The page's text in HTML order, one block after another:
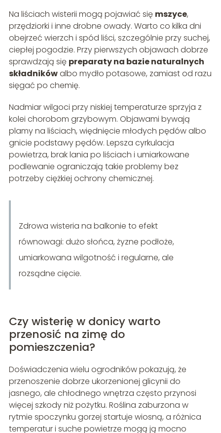
Na liściach wisterii mogą pojawiać się mszyce,
przędziorki i inne drobne owady. Warto co kilka dni
obejrzeć wierzch i spód liści, szczególnie przy suchej,
ciepłej pogodzie. Przy pierwszych objawach dobrze
sprawdzają się preparaty na bazie naturalnych
składnikówalbo mydło potasowe, zamiast od razu
sięgać po chemię.
Nadmiar wilgoci przy niskiej temperaturze sprzyja z
kolei chorobom grzybowym. Objawami bywają
plamy na liściach, więdnięcie młodych pędów albo
gnicie podstawy pędów. Lepsza cyrkulacja
powietrza, brak lania po liściach i umiarkowane
podlewanie ograniczają takie problemy bez
potrzeby ciężkiej ochrony chemicznej.
Zdrowa wisteria na balkonie to efekt
równowagi: dużo słońca, żyzne podłoże,
umiarkowana wilgotność i regularne, ale
rozsądne cięcie.
Czy wisterię w donicy warto
przenosić na zimę do
pomieszczenia?
Doświadczenia wielu ogrodników pokazują, że
przenoszenie dobrze ukorzenionej glicynii do
jasnego, ale chłodnego wnętrza często przynosi
więcej szkody niż pożytku. Roślina zaburzona w
rytmie spoczynku gorzej startuje wiosną, a różnica
temperatur i suche powietrze mogą ją mocno